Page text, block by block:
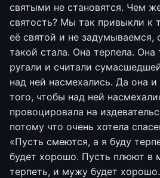
святыми не становятся. Чем
святость? Мы так привыкли к
её святой и не задумываемся,
такой стала. Она терпела. Она
ругали и считали
над ней насмехались. Да она и
того, чтобы над ней
провоцировала на
потому что очень хотела
«Пусть смеются, а я буду
будет хорошо. Пусть плюют в
терпеть, и мужу будет